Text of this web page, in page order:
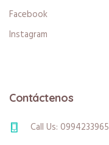
Facebook
Instagram
Contáctenos
Call Us: 0994233965